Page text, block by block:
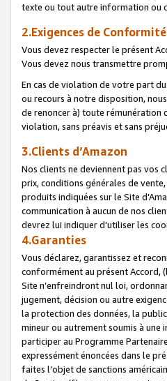
texte ou tout autre information ou
2.Exigences de
Vous devez respecter le présent
Vous devez nous transmettre
En cas de violation de votre part
ou recours à notre disposition,
de renoncer à) toute rémunération
violation, sans préavis et sans
3.Clients d’Amazon
Nos clients ne deviennent pas vos
prix, conditions générales de
produits indiquées sur le Site
communication à aucun de nos
devrez lui indiquer d’utiliser les
4.Garanties
Vous déclarez, garantissez et
conformément au présent Accord,
Site n’enfreindront nul loi,
jugement, décision ou autre
la protection des données, la
mineur ou autrement soumis à une
participer au Programme
expressément énoncées dans le
faites l’objet de sanctions